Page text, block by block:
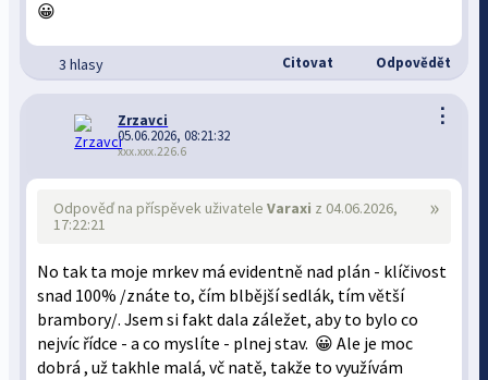
😀
3 hlasy Citovat Odpovědět
⋮
Zrzavci
05.06.2026, 08:21:32
xxx.xxx.226.6
»
Odpověď na příspěvek uživateleVaraxi z 04.06.2026,
17:22:21
No tak ta moje mrkev má evidentně nad plán - klíčivost
snad 100% /znáte to, čím blbější sedlák, tím větší
brambory/. Jsem si fakt dala záležet, aby to bylo co
nejvíc řídce - a co myslíte - plnej stav. 😀 Ale je moc
dobrá , už takhle malá, vč natě, takže to využívám